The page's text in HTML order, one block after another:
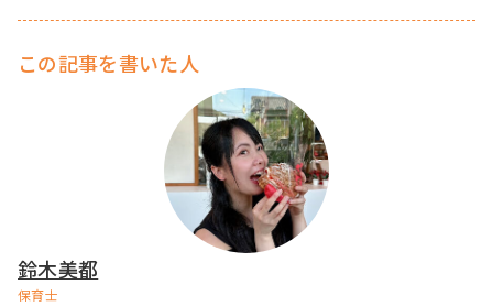
この記事を書いた人
鈴木美都
保育士